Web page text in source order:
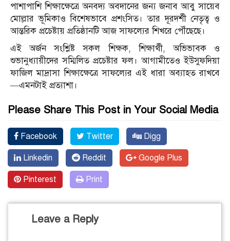
পাশাপাশি শিক্ষাক্ষেত্রে অনবদ্য অবদানের জন্য জনাব আবু সায়েব
মোল্লার ভূমিকাও বিশেষভাবে প্রশংসিত। তার দূরদর্শী নেতৃত্ব ও
আন্তরিক প্রচেষ্টায় প্রতিষ্ঠানটি আজ সাফল্যের শিখরে পৌঁছেছে।
এই অর্জন সংশ্লিষ্ট সকল শিক্ষক, শিক্ষার্থী, অভিভাবক ও
শুভানুধ্যায়ীদের সম্মিলিত প্রচেষ্টার ফল। আগামীতেও ইউসুফদিয়া
ফাজিল মাদ্রাসা শিক্ষাক্ষেত্রে সাফল্যের এই ধারা অব্যাহত রাখবে
—এমনটাই প্রত্যাশা।
Please Share This Post in Your Social Media
Facebook Twitter Digg
Linkedin Reddit Google Plus
Pinterest Print
Leave a Reply